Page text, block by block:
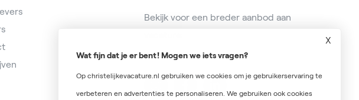
Bekijk voor een breder aanbod aan
Wat fijn dat je er bent! Mogen we iets vragen?
Op christelijkevacature.nl gebruiken we cookies om je gebruikerservaring te
verbeteren en advertenties te personaliseren. We gebruiken ook cookies
X